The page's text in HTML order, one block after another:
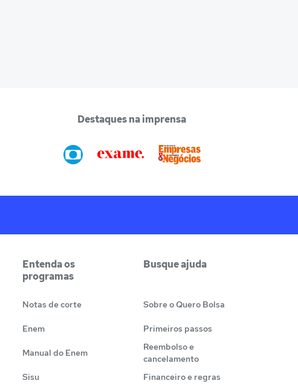
Destaques na imprensa
Entenda os
programas
Notas de corte
Enem
Manual do Enem
Sisu
Busque ajuda
Sobre o Quero Bolsa
Primeiros passos
Reembolso e
cancelamento
Financeiro e regras